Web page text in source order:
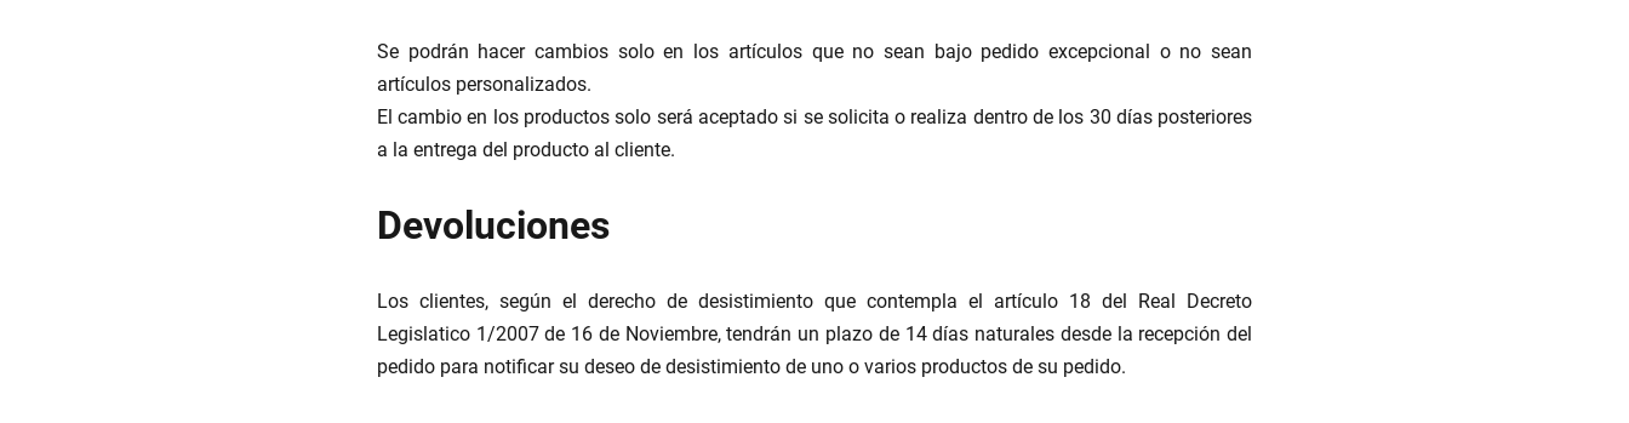
Se podrán hacer cambios solo en los artículos que no sean bajo pedido excepcional o no sean
artículos personalizados.
El cambio en los productos solo será aceptado si se solicita o realiza dentro de los 30 días posteriores
a la entrega del producto al cliente.
Devoluciones
Los clientes, según el derecho de desistimiento que contempla el artículo 18 del Real Decreto
Legislatico 1/2007 de 16 de Noviembre, tendrán un plazo de 14 días naturales desde la recepción del
pedido para notificar su deseo de desistimiento de uno o varios productos de su pedido.